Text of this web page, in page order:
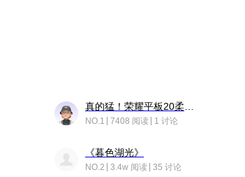
NO.1 7408 阅读 1 讨论
《暮色湖光》
NO.2 3.4w 阅读 35 讨论